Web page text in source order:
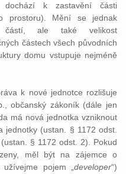
dochází k zastavění části
prostoru). Mění se jednak
částí, ale také velikost
částech všech původních
domu vstupuje nejméně
k nové jednotce rozlišuje
občanský zákoník (dále jen
má nová jednotka vzniknout
jednotky (ustan. § 1172 odst.
§ 1172 odst. 2). Pokud
měl být na zájemce o
pojem „ developer“)